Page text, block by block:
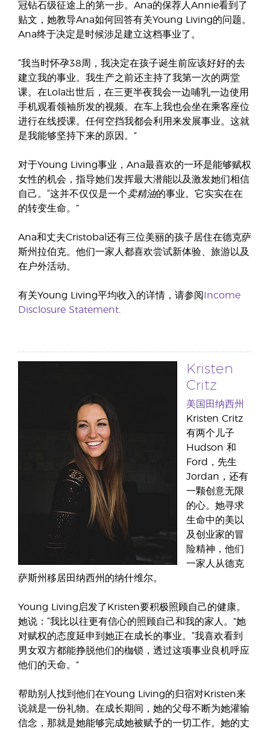
冠钻石级征途上的第一步。Ana的保荐人Annie看到了
贴文，她教导Ana如何回答有关Young Living的问题。
Ana终于决定是时候涉足建立这档事业了。
“我当时怀孕38周，我决定在孩子诞生前应该好好的去
建立我的事业。我生产之前还主持了我第一次的两堂
课。在Lola出世后，在三更半夜我会一边哺乳一边使用
手机观看领袖所发的视频。在车上我也会坐在乘客座位
进行在线授课。任何空挡我都会利用来发展事业。这就
是我能够坚持下来的原因。”
对于Young Living事业，Ana最喜欢的一环是能够赋权
女性的机会，指导她们发挥最大潜能以及激发她们相信
自己。“这并不仅仅是一个卖精油的事业。它实实在在
的转变生命。”
Ana和丈夫Cristobal还有三位美丽的孩子居住在德克萨
斯州拉伯克。他们一家人都喜欢尝试新体验、旅游以及
在户外活动。
有关Young Living平均收入的详情，请参阅 Income
Disclosure Statement.
Kristen
Critz
美国田纳西州
Kristen Critz
有两个儿子
Hudson 和
Ford，先生
Jordan，还有
一颗创意无限
的心。她寻求
生命中的美以
及创业家的冒
险精神，他们
一家人从德克
萨斯州移居田纳西州的纳什维尔。
Young Living启发了Kristen要积极照顾自己的健康。
她说：“我比以往更有信心的照顾自己和我的家人。”她
对赋权的态度延申到她正在成长的事业。“我喜欢看到
男女双方都能挣脱他们的枷锁，透过这项事业良机呼应
他们的天命。”
帮助别人找到他们在Young Living的归宿对Kristen来
说就是一份礼物。在成长期间，她的父母不断为她灌输
信念，那就是她能够完成她被赋予的一切工作。她的丈